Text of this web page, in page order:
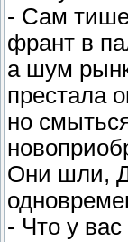
- Сам
франт в
а шум
престала
но
Они шли,
- Что у